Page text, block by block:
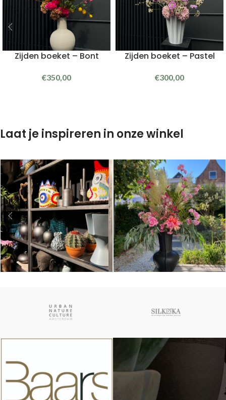
Zijden boeket – Bont
€350,00
Zijden boeket – Pastel
€300,00
Laat je inspireren in onze winkel